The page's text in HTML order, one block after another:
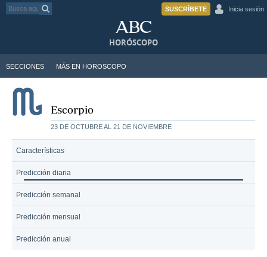
SUSCRÍBETE Inicia sesión
SECCIONES MÁS EN HOROSCOPO
HORÓSCOPO
Escorpio
23 DE OCTUBRE AL 21 DE NOVIEMBRE
Características
Predicción diaria
Predicción semanal
Predicción mensual
Predicción anual